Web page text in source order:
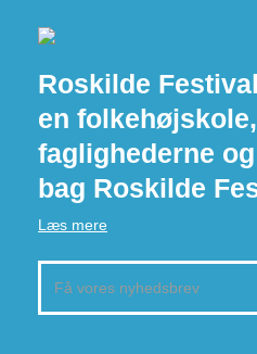
Roskilde
en
faglighederne
bag Roskilde
Læs mere